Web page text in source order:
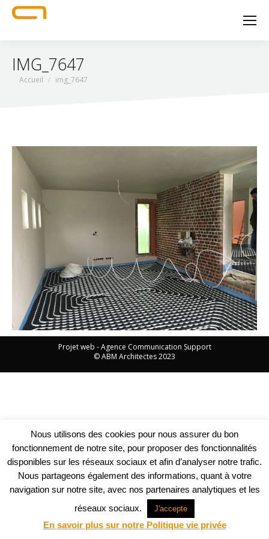
IMG_7647
Vous êtes ici :
Accueil img_7647
Projet web -Agence Communication Support
© ABM Architectes 2023
Nous utilisons des cookies pour nous assurer du bon
fonctionnement de notre site, pour proposer des fonctionnalités
disponibles sur les réseaux sociaux et afin d’analyser notre trafic.
Nous partageons également des informations, quant à votre
navigation sur notre site, avec nos partenaires analytiques et les
réseaux sociaux.
J'accepte
En savoir plus sur notre Politique vie privée